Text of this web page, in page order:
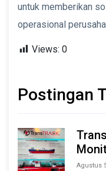
untuk memberikan
operasional
Views: 0
Postingan
Agustus